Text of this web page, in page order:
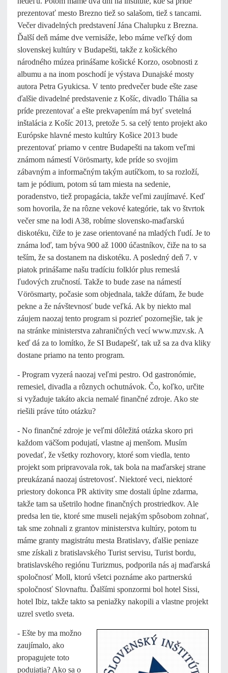
prezentovať mesto Brezno tiež so salašom, tiež s tancami.
Večer divadelných predstavení Jána Chalupku z Brezna.
Ďalší deň máme dve vernisáže, lebo máme veľký dom
slovenskej kultúry v Budapešti, takže z košického
národného múzea prinášame košické Korzo, osobnosti z
albumu a na inom poschodí je výstava Dunajské mosty
autora Petra Gyukicsa. V tento predvečer bude ešte zase
ďalšie divadelné predstavenie z Košíc, divadlo Thália sa
príde prezentovať a ešte prekvapením má byť svetelná
inštalácia z Košíc 2013, pretože 5. sa celý tento projekt ako
Európske hlavné mesto kultúry Košice 2013 bude
prezentovať priamo v centre Budapešti na takom veľmi
známom námestí Vörösmarty, kde príde so svojim
zábavným a informačným takým autíčkom, to sa rozloží,
tam je pódium, potom sú tam miesta na sedenie,
poradenstvo, tiež propagácia, takže veľmi zaujímavé. Keď
som hovorila, že na rôzne vekové kategórie, tak vo štvrtok
večer sme na lodi A38, robíme slovensko-maďarskú
diskotéku, čiže to je zase orientované na mladých ľudí. Je to
známa loď, tam býva 900 až 1000 účastníkov, čiže na to sa
teším, že sa dostanem na diskotéku. A posledný deň 7. v
piatok prinášame našu tradíciu folklór plus remeslá
ľudových zručností. Takže to bude zase na námestí
Vörösmarty, počasie som objednala, takže dúfam, že bude
pekne a že návštevnosť bude veľká. Ak by niekto mal
záujem naozaj tento program si pozrieť pozornejšie, tak je
na stránke ministerstva zahraničných vecí www.mzv.sk. A
keď dá za to lomítko, že SI Budapešť, tak už sa za dva kliky
dostane priamo na tento program.
- Program vyzerá naozaj veľmi pestro. Od gastronómie,
remesiel, divadla a rôznych ochutnávok. Čo, koľko, určite
si vyžaduje takáto akcia nemalé finančné zdroje. Ako ste
riešili práve túto otázku?
- No finančné zdroje je veľmi dôležitá otázka skoro pri
každom väčšom podujatí, vlastne aj menšom. Musím
povedať, že všetky rozhovory, ktoré som viedla, tento
projekt som pripravovala rok, tak bola na maďarskej strane
preukázaná naozaj ústretovosť. Niektoré veci, niektoré
priestory dokonca PR aktivity sme dostali úplne zdarma,
takže tam sa ušetrilo hodne finančných prostriedkov. Ale
predsa len tie, ktoré sme museli nejakým spôsobom zohnať,
tak sme zohnali z grantov ministerstva kultúry, potom tu
máme granty magistrátu mesta Bratislavy, ďalšie peniaze
sme získali z bratislavského Turist servisu, Turist bordu,
bratislavského regiónu Turizmus, podporila nás aj maďarská
spoločnosť Moll, ktorú všetci poznáme ako partnerskú
spoločnosť Slovnaftu. Ďalšími sponzormi bol hotel Sissi,
hotel Ibiz, takže takto sa peniažky nakopili a vlastne projekt
uzrel svetlo sveta.
- Ešte by ma možno
zaujímalo, ako
propagujete toto
podujatia? Ako sa o